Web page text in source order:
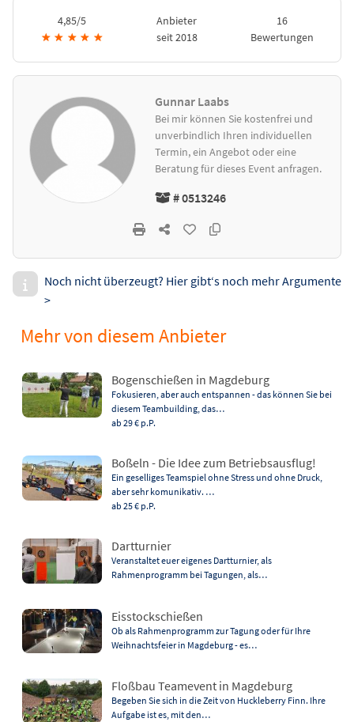
4,85/5
★ ★ ★ ★ ★
Anbieter
seit 2018
16
Bewertungen
Gunnar Laabs
Bei mir können Sie kostenfrei und
unverbindlich Ihren individuellen
Termin, ein Angebot oder eine
Beratung für dieses Event anfragen.
# 0513246
Noch nicht überzeugt? Hier gibt‘s noch mehr Argumente
>
Mehr von diesem Anbieter
Bogenschießen in Magdeburg
Fokusieren, aber auch entspannen - das können Sie bei
diesem Teambuilding, das…
ab 29 € p.P.
Boßeln - Die Idee zum Betriebsausflug!
Ein geselliges Teamspiel ohne Stress und ohne Druck,
aber sehr komunikativ. …
ab 25 € p.P.
Dartturnier
Veranstaltet euer eigenes Dartturnier, als
Rahmenprogramm bei Tagungen, als…
Eisstockschießen
Ob als Rahmenprogramm zur Tagung oder für Ihre
Weihnachtsfeier in Magdeburg - es…
Floßbau Teamevent in Magdeburg
Begeben Sie sich in die Zeit von Huckleberry Finn. Ihre
Aufgabe ist es, mit den…